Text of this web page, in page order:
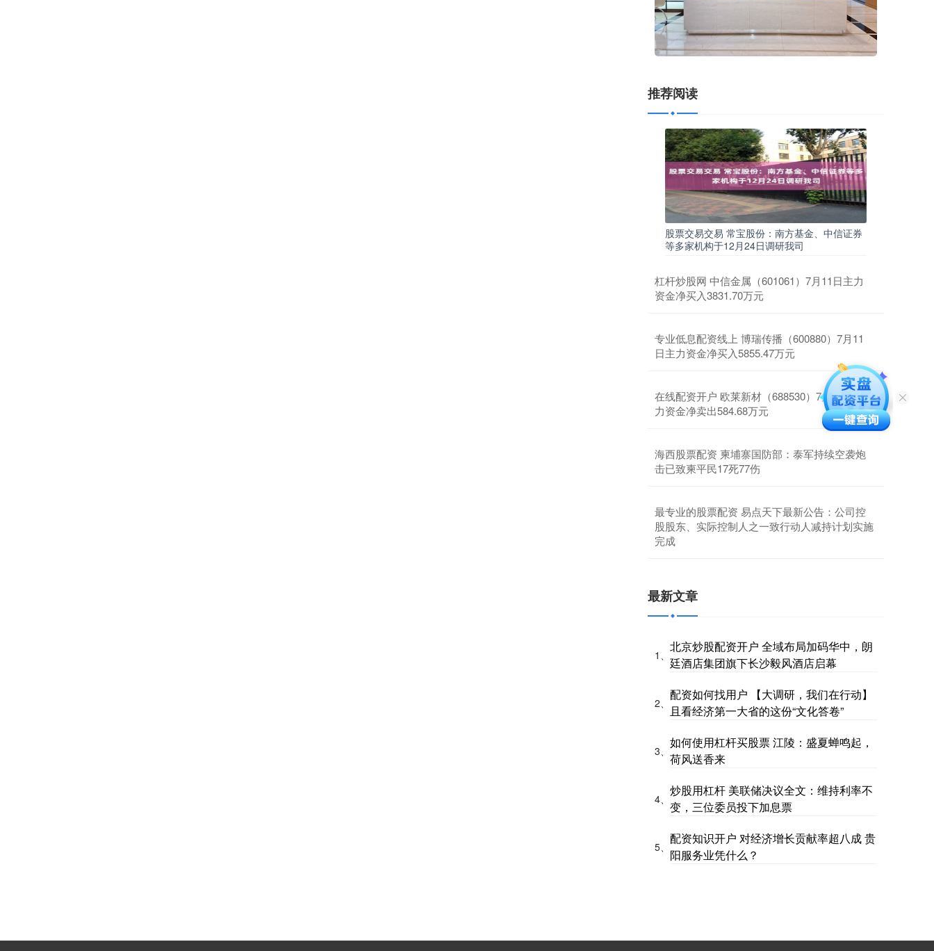
推荐阅读
股票交易交易 常宝股份：南方基金、中信证券
等多家机构于12月24日调研我司
杠杆炒股网 中信金属（601061）7月11日主力
资金净买入3831.70万元
专业低息配资线上 博瑞传播（600880）7月11
日主力资金净买入5855.47万元
在线配资开户 欧莱新材（688530）7月11日主
力资金净卖出584.68万元
海西股票配资 柬埔寨国防部：泰军持续空袭炮
击已致柬平民17死77伤
最专业的股票配资 易点天下最新公告：公司控
股股东、实际控制人之一致行动人减持计划实施
完成
最新文章
1、
北京炒股配资开户 全域布局加码华中，朗
廷酒店集团旗下长沙毅风酒店启幕
2、
配资如何找用户 【大调研，我们在行动】
且看经济第一大省的这份“文化答卷”
3、
如何使用杠杆买股票 江陵：盛夏蝉鸣起，
荷风送香来
4、
炒股用杠杆 美联储决议全文：维持利率不
变，三位委员投下加息票
5、
配资知识开户 对经济增长贡献率超八成 贵
阳服务业凭什么？